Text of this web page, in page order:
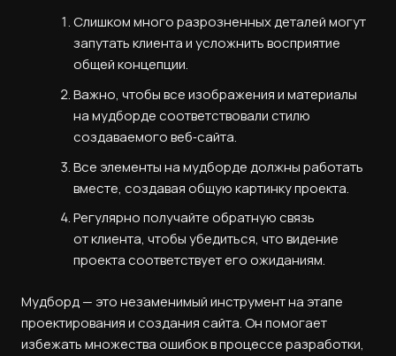
Слишком много разрозненных деталей могут
запутать клиента и усложнить восприятие
общей концепции.
Важно, чтобы все изображения и материалы
на мудборде соответствовали стилю
создаваемого веб‑сайта.
Все элементы на мудборде должны работать
вместе, создавая общую картинку проекта.
Регулярно получайте обратную связь
от клиента, чтобы убедиться, что видение
проекта соответствует его ожиданиям.
Мудборд — это незаменимый инструмент на этапе
проектирования и создания сайта. Он помогает
избежать множества ошибок в процессе разработки,